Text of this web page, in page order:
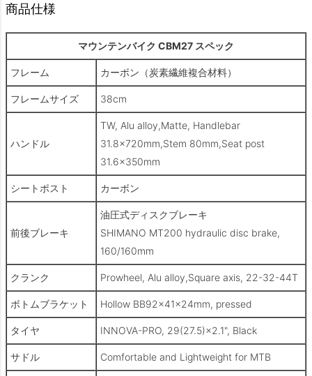
商品仕様
マウンテンバイク CBM27 スペック
フレーム カーボン（炭素繊維複合材料）
フレームサイズ 38cm
ハンドル
TW, Alu alloy,Matte, Handlebar
31.8×720mm,Stem 80mm,Seat post
31.6×350mm
シートポスト カーボン
前後ブレーキ
油圧式ディスクブレーキ
SHIMANO MT200 hydraulic disc brake,
160/160mm
クランク Prowheel, Alu alloy,Square axis, 22-32-44T
ボトムブラケット Hollow BB92×41×24mm, pressed
タイヤ INNOVA-PRO, 29(27.5)×2.1", Black
サドル Comfortable and Lightweight for MTB